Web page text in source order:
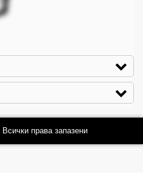
права запазени